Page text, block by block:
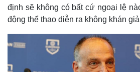
định sẽ không có bất cứ ngoại lệ
động thể thao diễn ra không khán